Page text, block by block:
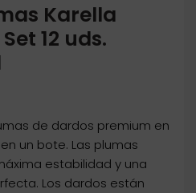
Karella
12 uds.
de dardos premium en
un bote. Las plumas
estabilidad y una
Los dardos están